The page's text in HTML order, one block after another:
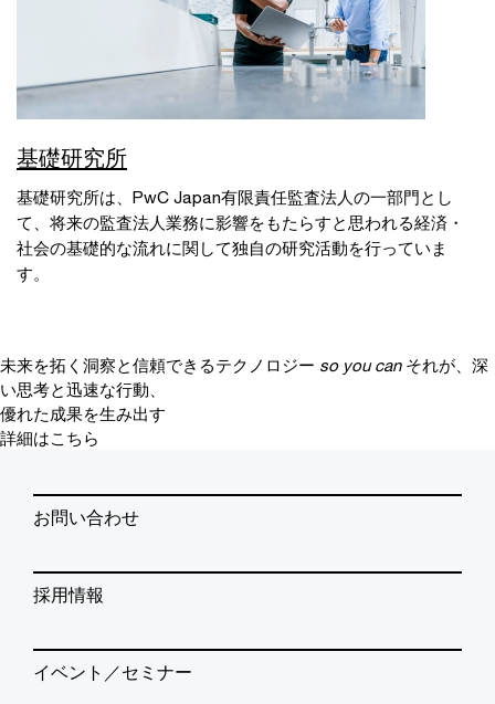
基礎研究所
基礎研究所は、PwC Japan有限責任監査法人の一部門とし
て、将来の監査法人業務に影響をもたらすと思われる経済・
社会の基礎的な流れに関して独自の研究活動を行っていま
す。
未来を拓く洞察と信頼できるテクノロジー so you can それが、深
い思考と迅速な行動、
優れた成果を生み出す
詳細はこちら
お問い合わせ
採用情報
イベント／セミナー